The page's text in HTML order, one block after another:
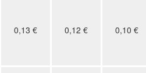
0,13 € 0,12 € 0,10 €